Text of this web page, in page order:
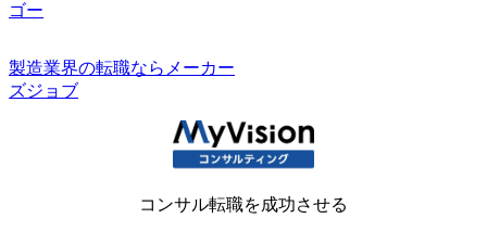
ゴー
製造業界の転職ならメーカー
ズジョブ
コンサル転職を成功させる